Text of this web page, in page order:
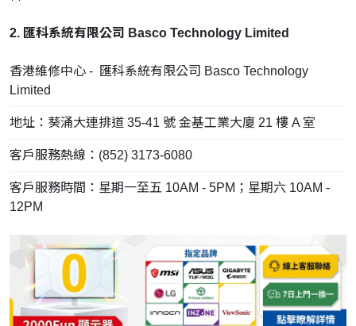
2. 匯科系統有限公司 Basco Technology Limited
香港維修中心 - 匯科系統有限公司 Basco Technology
Limited
地址：葵涌大連排道 35-41 號 金基工業大廈 21 樓 A 室
客戶服務熱線：(852) 3173-6080
客戶服務時間：星期一至五 10AM - 5PM；星期六 10AM -
12PM